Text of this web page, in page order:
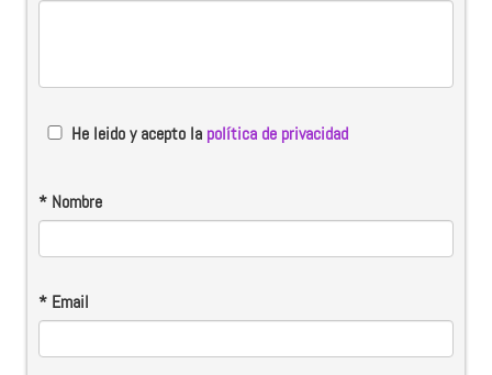
He leido y acepto la política de privacidad
* Nombre
* Email